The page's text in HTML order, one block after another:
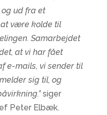
ud fra et
være kolde til
Samarbejdet
at vi har fået
e-mails, vi sender til
sig til, og
siger
Peter Elbæk.